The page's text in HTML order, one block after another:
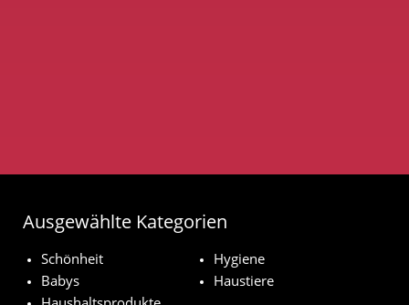
Ausgewählte Kategorien
Schönheit
Hygiene
Babys
Haustiere